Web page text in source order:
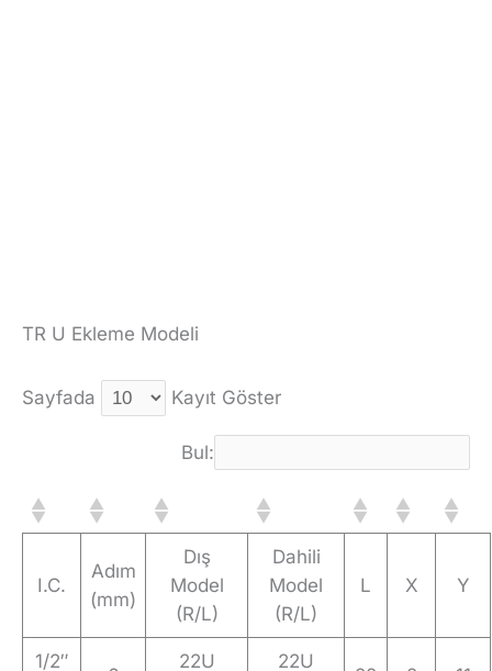
TR U Ekleme Modeli
Sayfada Kayıt Göster
Bul:
I.C.
Adım
(mm)
Dış
Model
(R/L)
Dahili
Model
(R/L)
L X Y
1/2″
22U
22U